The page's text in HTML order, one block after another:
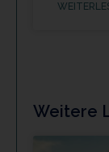
Weitere